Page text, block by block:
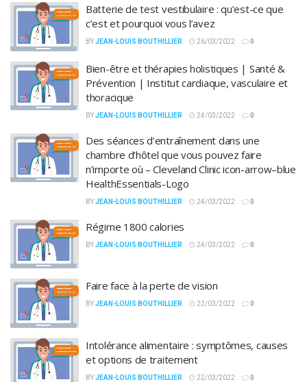
Batterie de test vestibulaire : qu’est-ce que
c’est et pourquoi vous l’avez
BYJEAN-LOUIS BOUTHILLIER 26/03/2022 0
Bien-être et thérapies holistiques | Santé &
Prévention | Institut cardiaque, vasculaire et
thoracique
BYJEAN-LOUIS BOUTHILLIER 24/03/2022 0
Des séances d’entraînement dans une
chambre d’hôtel que vous pouvez faire
n’importe où – Cleveland Clinic icon-arrow–blue
HealthEssentials-Logo
BYJEAN-LOUIS BOUTHILLIER 24/03/2022 0
Régime 1800 calories
BYJEAN-LOUIS BOUTHILLIER 24/03/2022 0
Faire face à la perte de vision
BYJEAN-LOUIS BOUTHILLIER 22/03/2022 0
Intolérance alimentaire : symptômes, causes
et options de traitement
BYJEAN-LOUIS BOUTHILLIER 22/03/2022 0